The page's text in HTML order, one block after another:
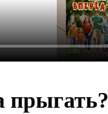
прыгать?